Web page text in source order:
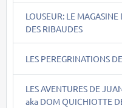
LOUSEUR: LE
DES RIBAUDES
LES PEREGRINATIONS
LES AVENTURES DE
aka DOM QUICHIOTTE